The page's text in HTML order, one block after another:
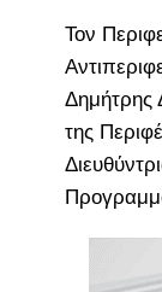
Τον
Δημήτρης
της